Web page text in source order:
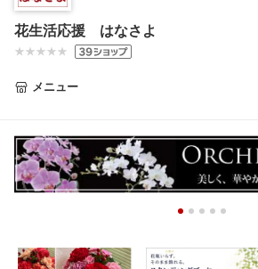
花生活応援 はなさよ
メニュー